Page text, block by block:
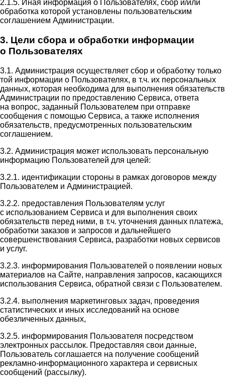
2.1.5. Иная информация о Пользователях, сбор и/или
обработка которой установлены пользовательским
соглашением Администрации.
3. Цели сбора и обработки информации
о Пользователях
3.1. Администрация осуществляет сбор и обработку только
той информации о Пользователях, в т.ч. их персональных
данных, которая необходима для выполнения обязательств
Администрации по предоставлению Сервиса, ответа
на вопрос, заданный Пользователем при отправке
сообщения с помощью Сервиса, а также исполнения
обязательств, предусмотренных пользовательским
соглашением.
3.2. Администрация может использовать персональную
информацию Пользователей для целей:
3.2.1. идентификации стороны в рамках договоров между
Пользователем и Администрацией.
3.2.2. предоставления Пользователям услуг
с использованием Сервиса и для выполнения своих
обязательств перед ними, в т.ч. уточнения данных платежа,
обработки заказов и запросов и дальнейшего
совершенствования Сервиса, разработки новых сервисов
и услуг.
3.2.3. информирования Пользователей о появлении новых
материалов на Сайте, направления запросов, касающихся
использования Сервиса, обратной связи с Пользователем.
3.2.4. выполнения маркетинговых задач, проведения
статистических и иных исследований на основе
обезличенных данных,
3.2.5. информирования Пользователя посредством
электронных рассылок. Предоставляя свои данные,
Пользователь соглашается на получение сообщений
рекламно-информационного характера и сервисных
сообщений (рассылку).